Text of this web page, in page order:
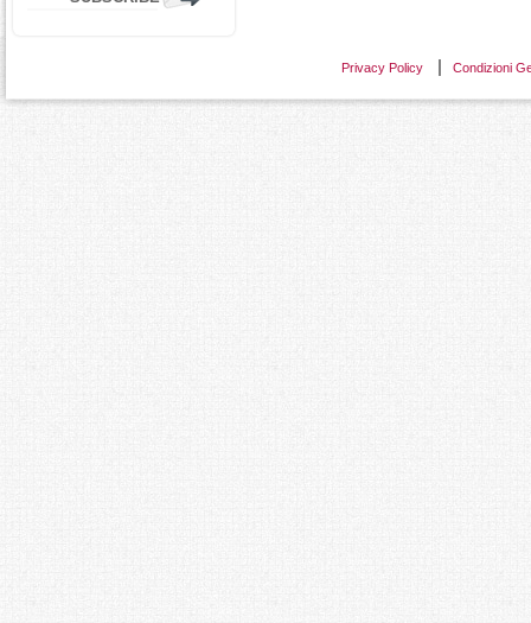
Privacy Policy Condizioni